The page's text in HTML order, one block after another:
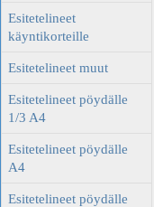
Esitetelineet
käyntikorteille
Esitetelineet muut
Esitetelineet pöydälle
1/3 A4
Esitetelineet pöydälle
A4
Esitetelineet pöydälle